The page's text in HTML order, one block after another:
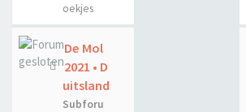
oekjes
De Mol
2021 • D
uitsland
Subforu